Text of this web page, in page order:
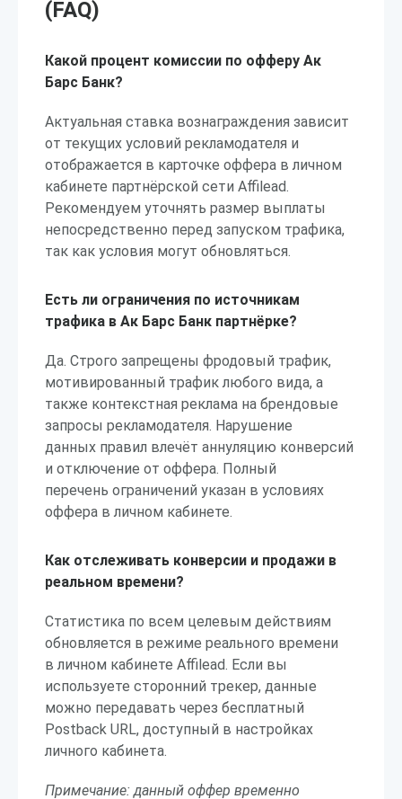
(FAQ)
Какой процент комиссии по офферу Ак
Барс Банк?
Актуальная ставка вознаграждения зависит
от текущих условий рекламодателя и
отображается в карточке оффера в личном
кабинете партнёрской сети Affilead.
Рекомендуем уточнять размер выплаты
непосредственно перед запуском трафика,
так как условия могут обновляться.
Есть ли ограничения по источникам
трафика в Ак Барс Банк партнёрке?
Да. Строго запрещены фродовый трафик,
мотивированный трафик любого вида, а
также контекстная реклама на брендовые
запросы рекламодателя. Нарушение
данных правил влечёт аннуляцию конверсий
и отключение от оффера. Полный
перечень ограничений указан в условиях
оффера в личном кабинете.
Как отслеживать конверсии и продажи в
реальном времени?
Статистика по всем целевым действиям
обновляется в режиме реального времени
в личном кабинете Affilead. Если вы
используете сторонний трекер, данные
можно передавать через бесплатный
Postback URL, доступный в настройках
личного кабинета.
Примечание: данный оффер временно